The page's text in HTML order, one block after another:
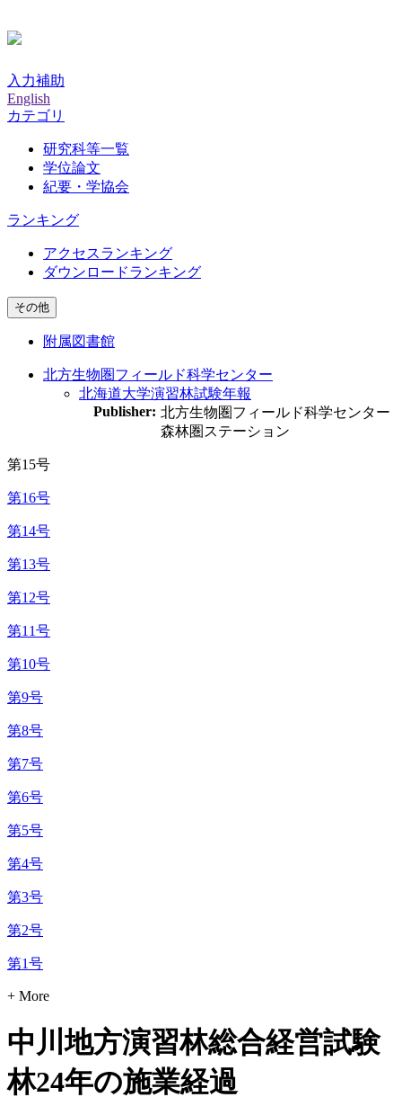
入力補助
English
カテゴリ
研究科等一覧
学位論文
紀要・学協会
ランキング
アクセスランキング
ダウンロードランキング
その他
附属図書館
北方生物圏フィールド科学センター
北海道大学演習林試験年報
Publisher: 北方生物圏フィールド科学センター
森林圏ステーション
第15号
第16号
第14号
第13号
第12号
第11号
第10号
第9号
第8号
第7号
第6号
第5号
第4号
第3号
第2号
第1号
+ More
中川地方演習林総合経営試験
林24年の施業経過